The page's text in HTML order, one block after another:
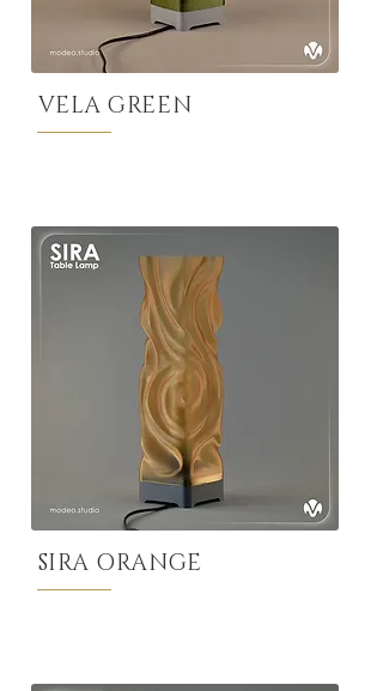
VELA GREEN
SIRA ORANGE